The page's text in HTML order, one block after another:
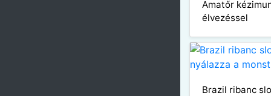
Amatőr
élvezéssel
Brazil ribanc